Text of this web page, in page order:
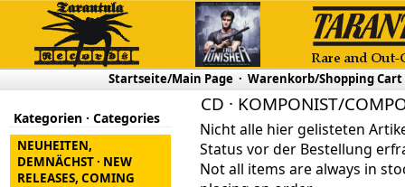
Startseite/Main Page · Warenkorb/Shopping Cart
Kategorien · Categories
NEUHEITEN,
DEMNÄCHST · NEW
RELEASES, COMING
CD · KOMPONIST/
Nicht alle hier gelisteten
Status vor der Bestellung
Not all items are always in